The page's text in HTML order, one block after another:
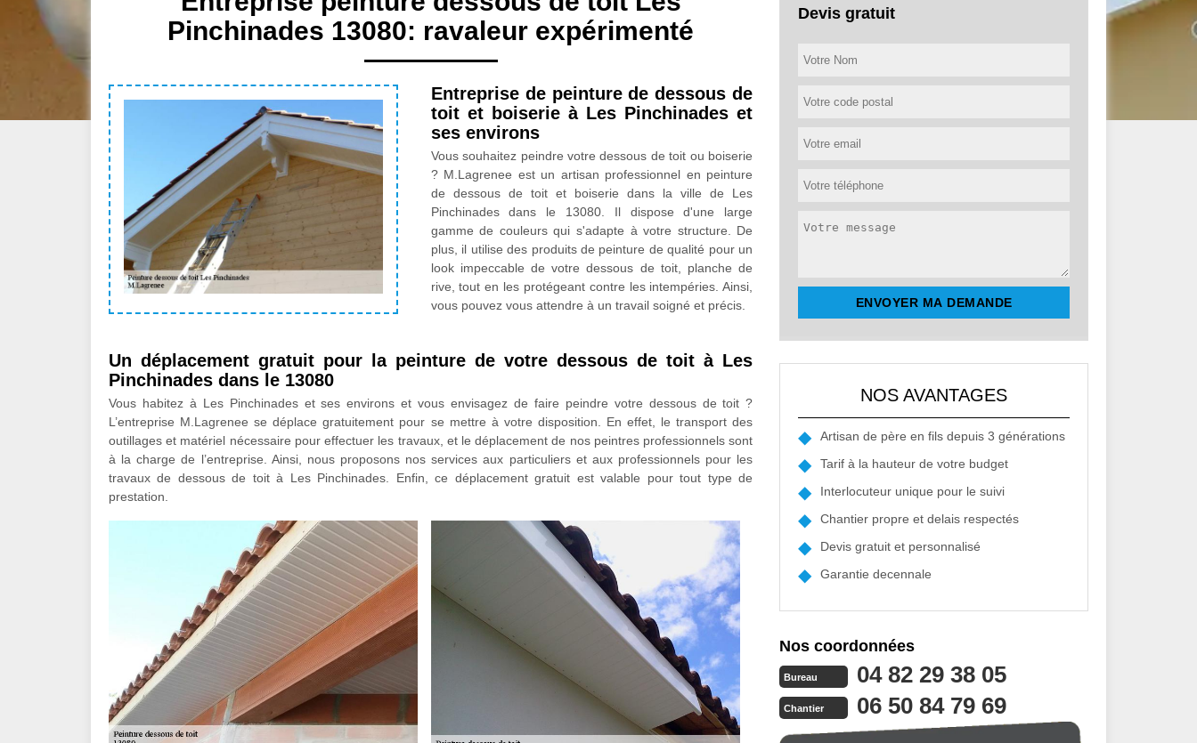
Pinchinades 13080: ravaleur expérimenté
Entreprise de peinture de dessous de
toit et boiserie à Les Pinchinades et
ses environs
Vous souhaitez peindre votre dessous de toit ou boiserie
? M.Lagrenee est un artisan professionnel en peinture
de dessous de toit et boiserie dans la ville de Les
Pinchinades dans le 13080. Il dispose d'une large
gamme de couleurs qui s'adapte à votre structure. De
plus, il utilise des produits de peinture de qualité pour un
look impeccable de votre dessous de toit, planche de
rive, tout en les protégeant contre les intempéries. Ainsi,
vous pouvez vous attendre à un travail soigné et précis.
Un déplacement gratuit pour la peinture de votre dessous de toit à Les
Pinchinades dans le 13080
Vous habitez à Les Pinchinades et ses environs et vous envisagez de faire peindre votre dessous de toit ?
L’entreprise M.Lagrenee se déplace gratuitement pour se mettre à votre disposition. En effet, le transport des
outillages et matériel nécessaire pour effectuer les travaux, et le déplacement de nos peintres professionnels sont
à la charge de l’entreprise. Ainsi, nous proposons nos services aux particuliers et aux professionnels pour les
travaux de dessous de toit à Les Pinchinades. Enfin, ce déplacement gratuit est valable pour tout type de
prestation.
Devis gratuit
NOS AVANTAGES
Artisan de père en fils depuis 3 générations
Tarif à la hauteur de votre budget
Interlocuteur unique pour le suivi
Chantier propre et delais respectés
Devis gratuit et personnalisé
Garantie decennale
Nos coordonnées
Bureau 04 82 29 38 05
Chantier 06 50 84 79 69